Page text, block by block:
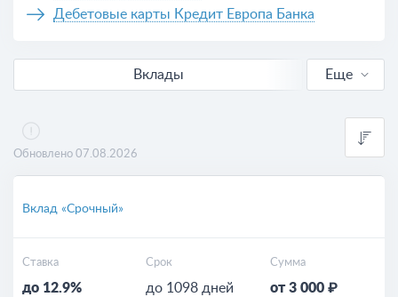
Дебетовые карты Кредит Европа Банка
Вклады
Еще
Обновлено 07.08.2026
Вклад «Срочный»
Ставка
до 12.9%
Срок
до 1098 дней
Сумма
от 3 000 ₽